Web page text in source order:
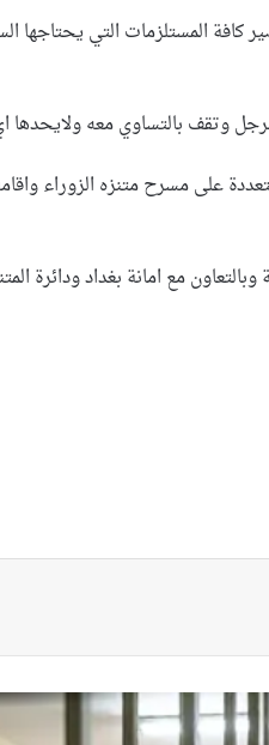
المستلزمات التي يحتاجها
وتقف بالتساوي معه ولايحدها
على مسرح متنزه الزوراء
مع امانة بغداد ودائرة
والمصلحة
مجلس القضاء
كيف يُسَلَّع